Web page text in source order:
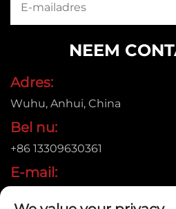
NEEM
Adres:
Wuhu, Anhui, China
Bel nu:
+86 13309630361
E-mail: